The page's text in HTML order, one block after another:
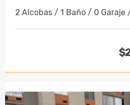
2 Alcobas / 1 Baño / 0 Garaje